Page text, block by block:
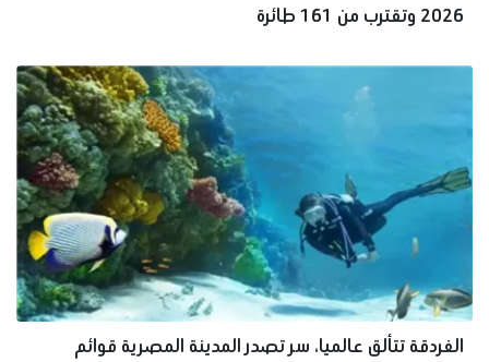
2026 وتقترب من 161 طائرة
الغردقة تتألق عالميا، سر تصدر المدينة المصرية قوائم